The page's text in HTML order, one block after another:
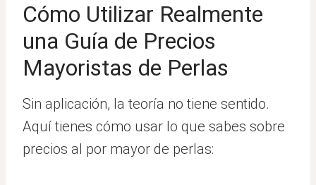
Cómo Utilizar Realmente
una Guía de Precios
Mayoristas de Perlas
Sin aplicación, la teoría no tiene sentido.
Aquí tienes cómo usar lo que sabes sobre
precios al por mayor de perlas: